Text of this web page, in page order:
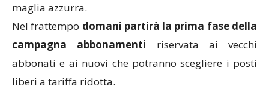
maglia azzurra.
Nel frattempo domani partirà la prima fase della
campagna abbonamenti riservata ai vecchi
abbonati e ai nuovi che potranno scegliere i posti
liberi a tariffa ridotta.